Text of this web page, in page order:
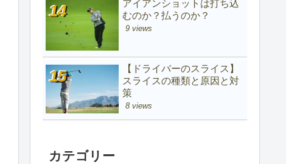
アイアンショットは打ち込
むのか？払うのか？
9 views
【ドライバーのスライス】
スライスの種類と原因と対
策
8 views
カテゴリー